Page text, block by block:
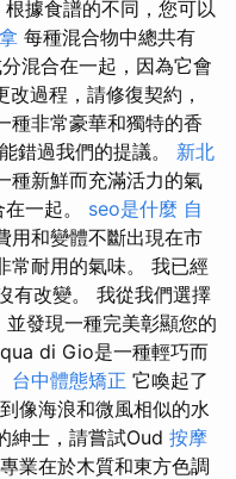
根據食譜的不同，您可以
每種混合物中總共有
混合在一起，因為它會
改過程，請修復契約，
種非常豪華和獨特的香
錯過我們的提議。 新北
種新鮮而充滿活力的氣
一起。 seo是什麼 自
用和變體不斷出現在市
常耐用的氣味。 我已經
有改變。 我從我們選擇
發現一種完美彰顯您的
di Gio是一種輕巧而
台中體態矯正 它喚起了
像海浪和微風相似的水
紳士，請嘗試Oud 按摩
業在於木質和東方色調